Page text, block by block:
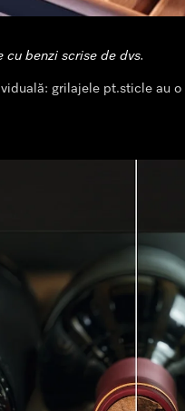
benzi scrise de dvs.
grilajele pt.sticle au